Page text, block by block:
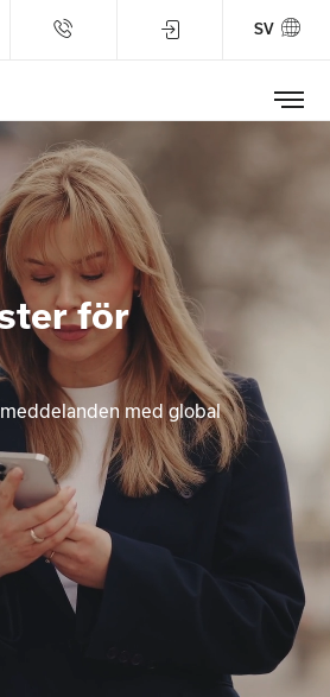
SV
Tjänster
Referenser
Företaget
Blogg
Status
Support
Prova på
för
med global